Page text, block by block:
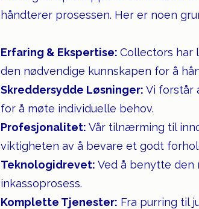
håndterer prosessen. Her er noen
Erfaring & Ekspertise: Collectors har
den nødvendige kunnskapen for å
Skreddersydde Løsninger: Vi forstår
for å møte individuelle behov.
Profesjonalitet: Vår tilnærming til
viktigheten av å bevare et godt
Teknologidrevet: Ved å benytte den
inkassoprosess.
Komplette Tjenester: Fra purring til